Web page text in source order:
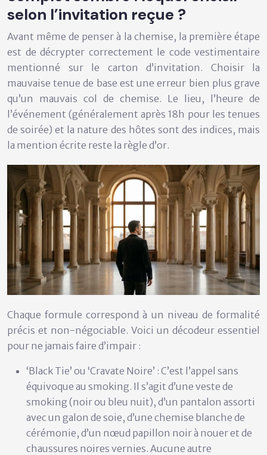
selon l’invitation reçue ?
Avant même de penser à la chemise, la première étape
est de décrypter correctement le code vestimentaire
mentionné sur le carton d’invitation. Choisir la
mauvaise tenue de base est une erreur bien plus grave
qu’un mauvais col de chemise. Le lieu, l’heure de
l’événement (généralement après 18h pour les tenues
de soirée) et la nature des hôtes sont des indices, mais
la mention écrite reste la règle d’or.
Chaque formule correspond à un niveau de formalité
précis et non-négociable. Voici un décodeur essentiel
pour ne jamais faire d’impair :
‘Black Tie’ ou ‘Cravate Noire’ : C’est l’appel sans
équivoque au smoking. Il s’agit d’une veste de
smoking (noir ou bleu nuit), d’un pantalon assorti
avec un galon de soie, d’une chemise blanche de
cérémonie, d’un nœud papillon noir à nouer et de
chaussures noires vernies. Aucune autre